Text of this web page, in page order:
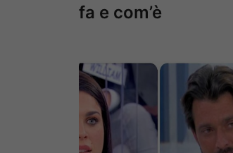
fa e com’è